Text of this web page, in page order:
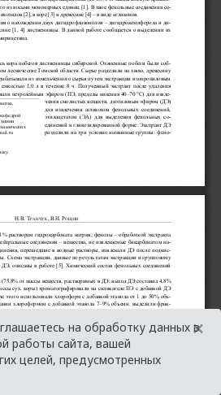
на обработку данных в
работы сайта, вашей
целей, предусмотренных
×